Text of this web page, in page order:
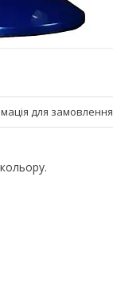
для замовлення